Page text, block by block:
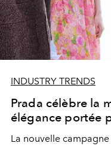
INDUSTRY TRENDS
Prada célèbre la
élégance portée
La nouvelle